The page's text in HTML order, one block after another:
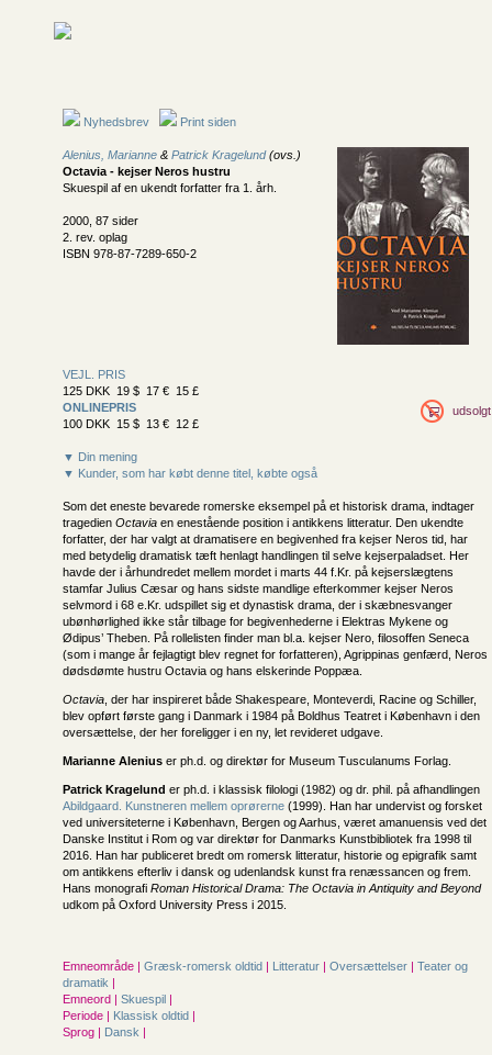
Nyhedsbrev Print siden
Alenius, Marianne & Patrick Kragelund(ovs.)
Octavia - kejser Neros hustru
Skuespil af en ukendt forfatter fra 1. årh.
2000, 87 sider
2. rev. oplag
ISBN 978-87-7289-650-2
VEJL. PRIS
125 DKK 19 $ 17 € 15 £
ONLINEPRIS
100 DKK 15 $ 13 € 12 £
udsolgt
▼ Din mening
▼ Kunder, som har købt denne titel, købte også
Som det eneste bevarede romerske eksempel på et historisk drama, indtager
tragedien Octavia en enestående position i antikkens litteratur. Den ukendte
forfatter, der har valgt at dramatisere en begivenhed fra kejser Neros tid, har
med betydelig dramatisk tæft henlagt handlingen til selve kejserpaladset. Her
havde der i århundredet mellem mordet i marts 44 f.Kr. på kejserslægtens
stamfar Julius Cæsar og hans sidste mandlige efterkommer kejser Neros
selvmord i 68 e.Kr. udspillet sig et dynastisk drama, der i skæbnesvanger
ubønhørlighed ikke står tilbage for begivenhederne i Elektras Mykene og
Ødipus’ Theben. På rollelisten finder man bl.a. kejser Nero, filosoffen Seneca
(som i mange år fejlagtigt blev regnet for forfatteren), Agrippinas genfærd, Neros
dødsdømte hustru Octavia og hans elskerinde Poppæa.
Octavia , der har inspireret både Shakespeare, Monteverdi, Racine og Schiller,
blev opført første gang i Danmark i 1984 på Boldhus Teatret i København i den
oversættelse, der her foreligger i en ny, let revideret udgave.
Marianne Alenius er ph.d. og direktør for Museum Tusculanums Forlag.
Patrick Kragelund er ph.d. i klassisk filologi (1982) og dr. phil. på afhandlingen
Abildgaard. Kunstneren mellem oprørerne (1999). Han har undervist og forsket
ved universiteterne i København, Bergen og Aarhus, været amanuensis ved det
Danske Institut i Rom og var direktør for Danmarks Kunstbibliotek fra 1998 til
2016. Han har publiceret bredt om romersk litteratur, historie og epigrafik samt
om antikkens efterliv i dansk og udenlandsk kunst fra renæssancen og frem.
Hans monografi Roman Historical Drama: The Octavia in Antiquity and Beyond
udkom på Oxford University Press i 2015.
Emneområde | Græsk-romersk oldtid | Litteratur | Oversættelser | Teater og
dramatik |
Emneord | Skuespil |
Periode | Klassisk oldtid |
Sprog | Dansk |